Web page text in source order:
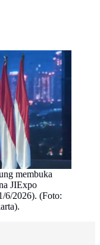
membuka
JIExpo
6/2026). (Foto: